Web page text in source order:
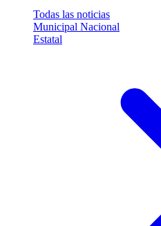
Todas las noticias
Municipal Nacional
Estatal